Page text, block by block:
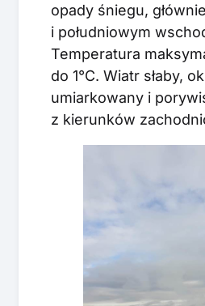
opady śniegu,
i południowym
Temperatura
do 1°C. Wiatr słaby,
umiarkowany i
z kierunków